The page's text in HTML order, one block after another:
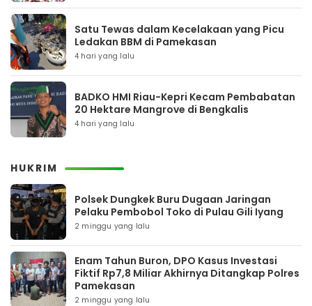
Satu Tewas dalam Kecelakaan yang Picu
Ledakan BBM di Pamekasan
4 hari yang lalu
BADKO HMI Riau-Kepri Kecam Pembabatan
20 Hektare Mangrove di Bengkalis
4 hari yang lalu
HUKRIM
Polsek Dungkek Buru Dugaan Jaringan
Pelaku Pembobol Toko di Pulau Gili Iyang
2 minggu yang lalu
Enam Tahun Buron, DPO Kasus Investasi
Fiktif Rp7,8 Miliar Akhirnya Ditangkap Polres
Pamekasan
2 minggu yang lalu